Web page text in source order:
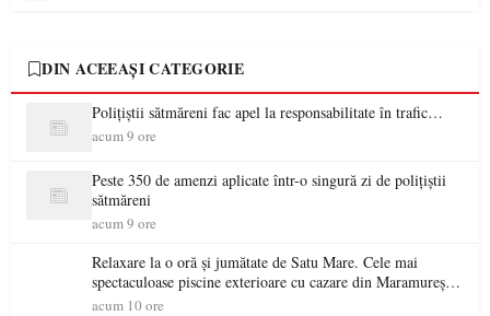
DIN ACEEAȘI CATEGORIE
Polițiștii sătmăreni fac apel la responsabilitate în trafic…
acum 9 ore
Peste 350 de amenzi aplicate într-o singură zi de polițiștii
sătmăreni
acum 9 ore
Relaxare la o oră și jumătate de Satu Mare. Cele mai
spectaculoase piscine exterioare cu cazare din Maramureș,
ideale pentru o escapadă de vară
acum 10 ore